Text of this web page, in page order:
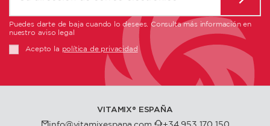
Puedes darte de baja cuando lo desees. Consulta más información en
nuestro aviso legal
Acepto la política de privacidad
VITAMIX®️ ESPAÑA